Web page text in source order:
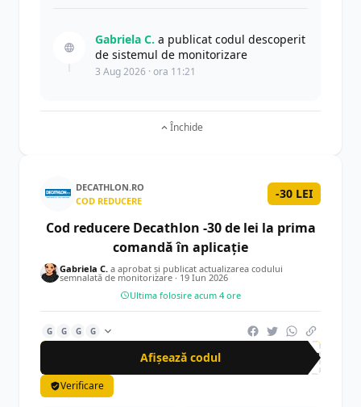
Gabriela C. a publicat codul descoperit
de sistemul de monitorizare
3 Aug 2026 · ora 11:21
Închide
DECATHLON.RO
COD REDUCERE
-30 LEI
Cod reducere Decathlon -30 de lei la prima
comandă în aplicație
Gabriela C. a aprobat și publicat actualizarea codului
semnalată de monitorizare · 19 Iun 2026
Ultima folosire acum 4 ore
G G G G
Afișează codul APP
Verificare